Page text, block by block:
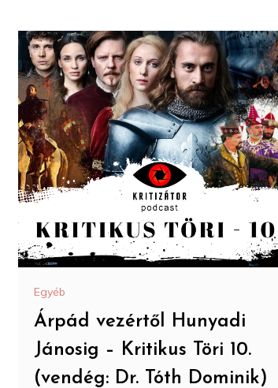
Egyéb
Árpád vezértől Hunyadi
Jánosig – Kritikus Töri 10.
(vendég: Dr. Tóth Dominik)